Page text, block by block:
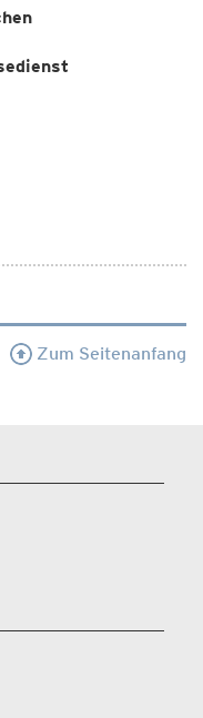
Zum Seitenanfang